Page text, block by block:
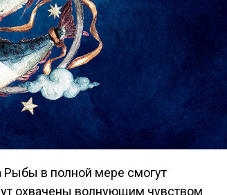
Рыбы в полной мере смогут
охвачены волнующим чувством